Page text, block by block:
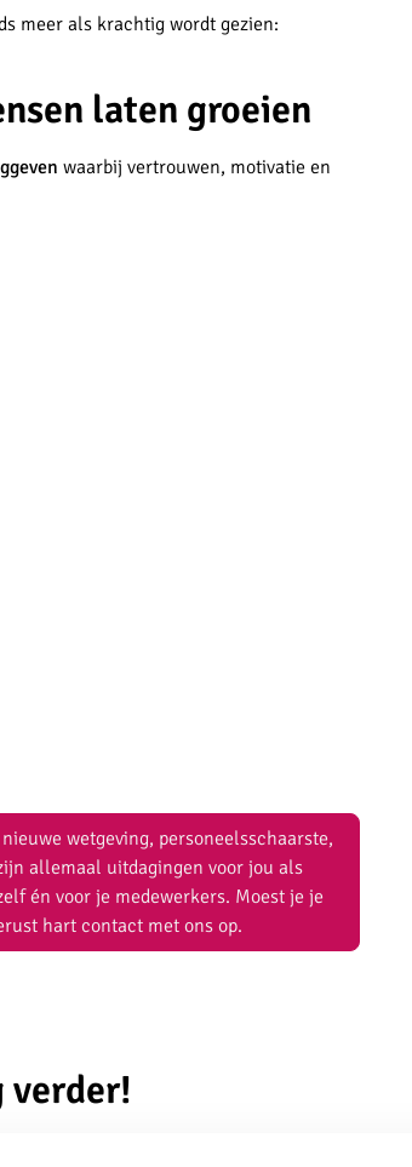
meer als krachtig wordt gezien:
laten groeien
waarbij vertrouwen, motivatie en
wetgeving, personeelsschaarste,
allemaal uitdagingen voor jou als
én voor je medewerkers. Moest je je
hart contact met ons op.
verder!